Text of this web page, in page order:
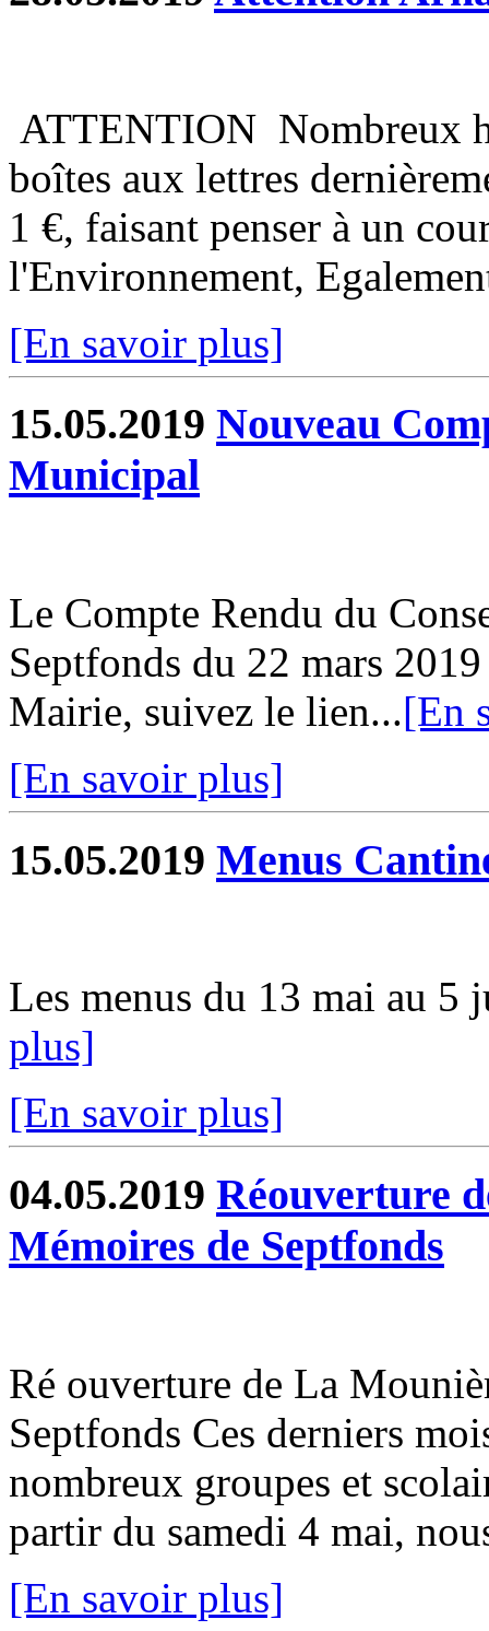
ATTENTION Nombreux
boîtes aux lettres
1 €, faisant penser à un
l'Environnement,
[En savoir plus]
15.05.2019 Nouveau
Municipal
Le Compte Rendu du
Septfonds du 22 mars
Mairie, suivez le lien...[En
[En savoir plus]
15.05.2019 Menus
Les menus du 13 mai au 5
plus]
[En savoir plus]
04.05.2019 Réouverture
Mémoires de Septfonds
Ré ouverture de La
Septfonds Ces derniers
nombreux groupes et
partir du samedi 4 mai,
[En savoir plus]